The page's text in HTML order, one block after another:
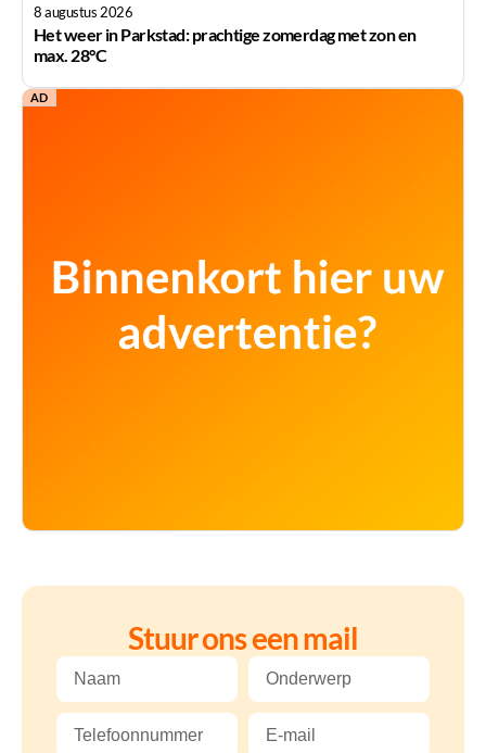
8 augustus 2026
Het weer in Parkstad: prachtige zomerdag met zon en
max. 28°C
AD
Stuur ons een mail